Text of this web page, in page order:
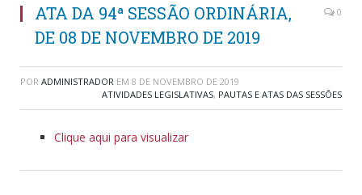
ATA DA 94ª SESSÃO ORDINÁRIA,
DE 08 DE NOVEMBRO DE 2019
0
POR ADMINISTRADOR EM 8 DE NOVEMBRO DE 2019
ATIVIDADES LEGISLATIVAS, PAUTAS E ATAS DAS SESSÕES
Clique aqui para visualizar